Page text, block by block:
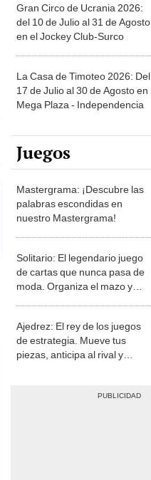
Gran Circo de Ucrania 2026:
del 10 de Julio al 31 de Agosto
en el Jockey Club-Surco
La Casa de Timoteo 2026: Del
17 de Julio al 30 de Agosto en
Mega Plaza - Independencia
Juegos
Mastergrama: ¡Descubre las
palabras escondidas en
nuestro Mastergrama!
Solitario: El legendario juego
de cartas que nunca pasa de
moda. Organiza el mazo y
Ajedrez: El rey de los juegos
de estrategia. Mueve tus
piezas, anticipa al rival y